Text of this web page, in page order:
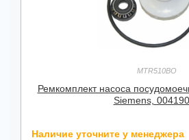
MTR510BO
Ремкомплект насоса
Siemens,
Наличие уточните у менеджера